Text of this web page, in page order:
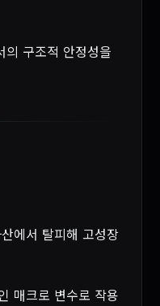
구조적 안정성을
에서 탈피해 고성장
매크로 변수로 작용